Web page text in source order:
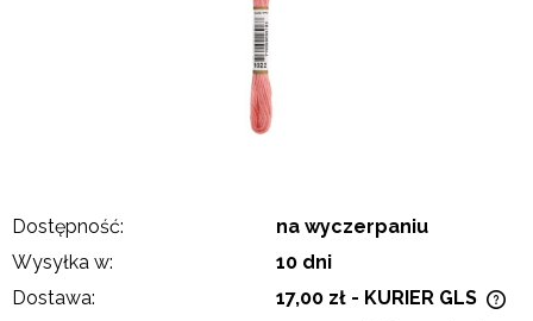
Dostępność:
na wyczerpaniu
Wysyłka w:
10 dni
Dostawa:
17,00 zł - KURIER GLS